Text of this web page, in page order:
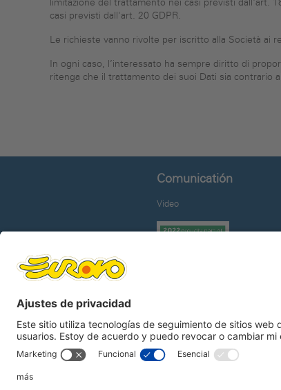
limitazione del trattamento nei casi previsti dall'art.
casi previsti dall'art. 20 GDPR.
Le richieste vanno rivolte per iscritto alla Società ai
In ogni caso, l’interessato ha sempre diritto di
ritenga che il trattamento dei suoi Dati sia contrario
Comunicatión
Video